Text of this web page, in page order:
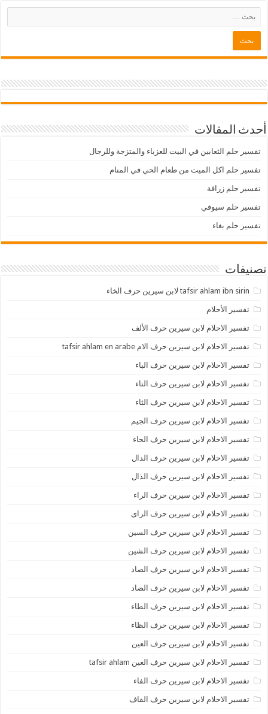
أحدث المقالات
تفسير حلم الثعابين في البيت للعزباء والمتزجة وللرجال
تفسير حلم اكل الميت من طعام الحي في المنام
تفسير حلم زرافة
تفسير حلم سيوفي
تفسير حلم بغاء
تصنيفات
tafsir ahlam ibn sirin لابن سيرين حرف الخاء
تفسير الأحلام
تفسير الاحلام لابن سيرين حرف الألف
تفسير الاحلام لابن سيرين حرف الام tafsir ahlam en arabe
تفسير الاحلام لابن سيرين حرف الباء
تفسير الاحلام لابن سيرين حرف التاء
تفسير الاحلام لابن سيرين حرف الثاء
تفسير الاحلام لابن سيرين حرف الجيم
تفسير الاحلام لابن سيرين حرف الحاء
تفسير الاحلام لابن سيرين حرف الدال
تفسير الاحلام لابن سيرين حرف الذال
تفسير الاحلام لابن سيرين حرف الراء
تفسير الاحلام لابن سيرين حرف الزاى
تفسير الاحلام لابن سيرين حرف السين
تفسير الاحلام لابن سيرين حرف الشين
تفسير الاحلام لابن سيرين حرف الصاد
تفسير الاحلام لابن سيرين حرف الضاد
تفسير الاحلام لابن سيرين حرف الطاء
تفسير الاحلام لابن سيرين حرف الظاء
تفسير الاحلام لابن سيرين حرف العين
تفسير الاحلام لابن سيرين حرف الغين tafsir ahlam
تفسير الاحلام لابن سيرين حرف الفاء
تفسير الاحلام لابن سيرين حرف القاف